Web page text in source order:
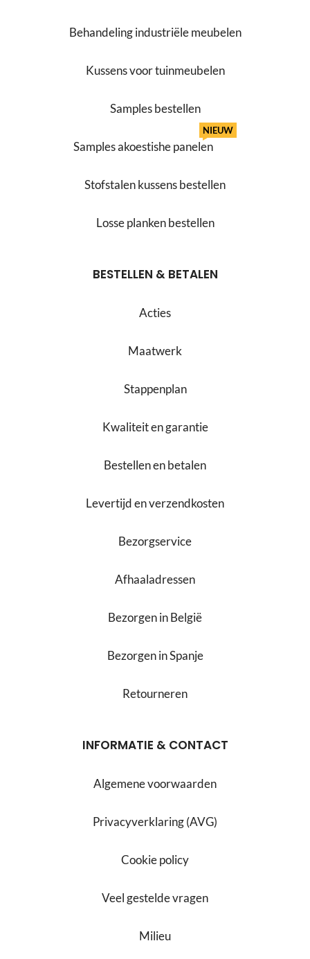
Behandeling industriële meubelen
Kussens voor tuinmeubelen
Samples bestellen
Samples akoestishe panelen
NIEUW
Stofstalen kussens bestellen
Losse planken bestellen
BESTELLEN & BETALEN
Acties
Maatwerk
Stappenplan
Kwaliteit en garantie
Bestellen en betalen
Levertijd en verzendkosten
Bezorgservice
Afhaaladressen
Bezorgen in België
Bezorgen in Spanje
Retourneren
INFORMATIE & CONTACT
Algemene voorwaarden
Privacyverklaring (AVG)
Cookie policy
Veel gestelde vragen
Milieu